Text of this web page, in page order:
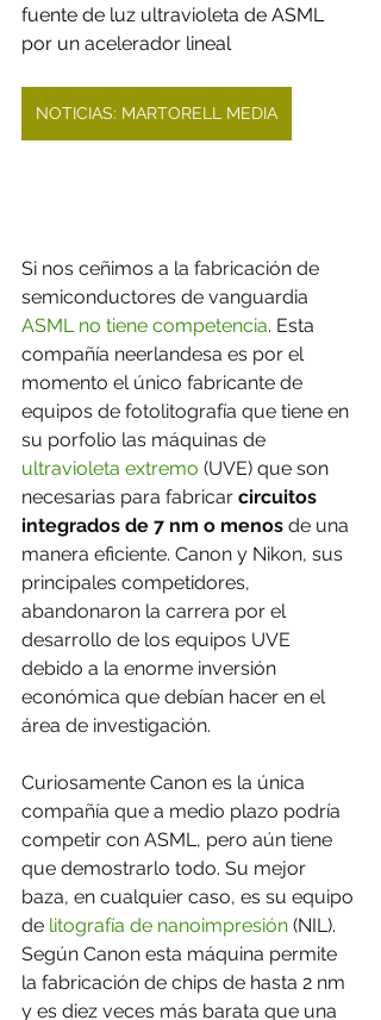
fuente de luz ultravioleta de ASML
por un acelerador lineal
NOTICIAS: MARTORELL MEDIA
Si nos ceñimos a la fabricación de
semiconductores de vanguardia
ASML no tiene competencia. Esta
compañía neerlandesa es por el
momento el único fabricante de
equipos de fotolitografía que tiene en
su porfolio las máquinas de
ultravioleta extremo (UVE) que son
necesarias para fabricar circuitos
integrados de 7 nm o menos de una
manera eficiente. Canon y Nikon, sus
principales competidores,
abandonaron la carrera por el
desarrollo de los equipos UVE
debido a la enorme inversión
económica que debían hacer en el
área de investigación.
Curiosamente Canon es la única
compañía que a medio plazo podría
competir con ASML, pero aún tiene
que demostrarlo todo. Su mejor
baza, en cualquier caso, es su equipo
de litografía de nanoimpresión (NIL).
Según Canon esta máquina permite
la fabricación de chips de hasta 2 nm
y es diez veces más barata que una